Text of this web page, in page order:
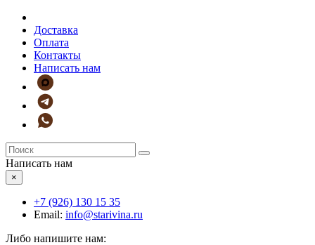
Доставка
Оплата
Контакты
Написать нам
Написать нам
×
+7 (926) 130 15 35
Email: info@starivina.ru
Либо напишите нам: